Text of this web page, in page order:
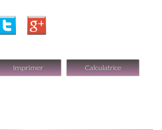
Imprimer Calculatrice